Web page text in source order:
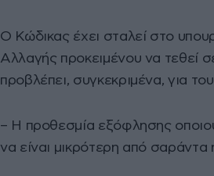
Ο Κώδικας έχει σταλεί στο
Αλλαγής προκειμένου να τεθεί
προβλέπει, συγκεκριμένα, για
– H προθεσμία εξόφλησης
να είναι μικρότερη από σαράντα